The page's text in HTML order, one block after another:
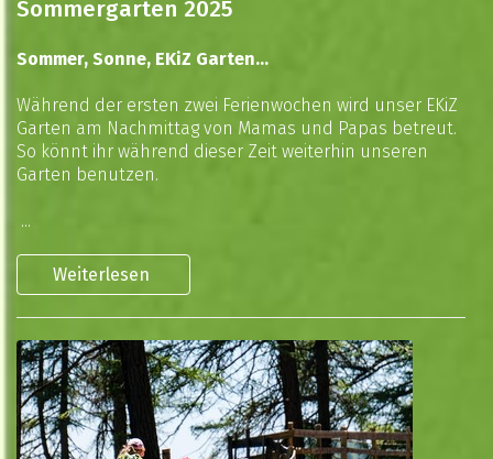
Sommergarten 2025
Sommer, Sonne, EKiZ Garten...
Während der ersten zwei Ferienwochen wird unser EKiZ
Garten am Nachmittag von Mamas und Papas betreut.
So könnt ihr während dieser Zeit weiterhin unseren
Garten benutzen.
...
Weiterlesen